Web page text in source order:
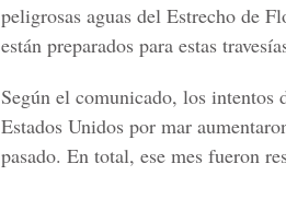
peligrosas aguas del Estrecho de
están preparados para estas
Según el comunicado, los intentos
Estados Unidos por mar
pasado. En total, ese mes fueron